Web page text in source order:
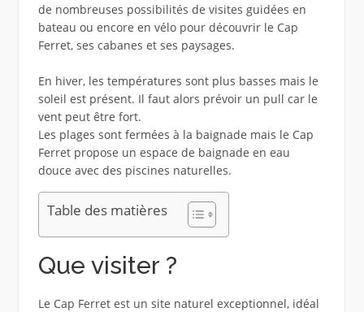
de nombreuses possibilités de visites guidées en
bateau ou encore en vélo pour découvrir le Cap
Ferret, ses cabanes et ses paysages.
En hiver, les températures sont plus basses mais le
soleil est présent. Il faut alors prévoir un pull car le
vent peut être fort.
Les plages sont fermées à la baignade mais le Cap
Ferret propose un espace de baignade en eau
douce avec des piscines naturelles.
Table des matières
Que visiter ?
Le Cap Ferret est un site naturel exceptionnel, idéal